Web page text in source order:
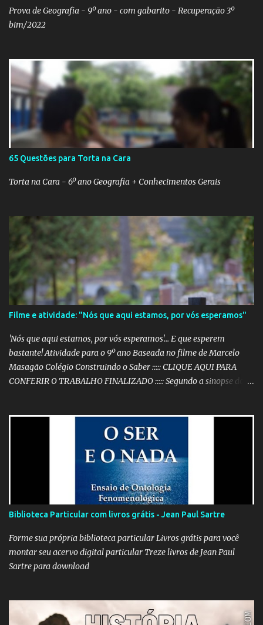
arquivos armazenados em cas...
Prova de Geografia - 9º ano - com gabarito - Recuperação 3º
bim/2022
65 Questões para Torta na Cara
Torta na Cara - 6º ano Geografia + Conhecimentos Gerais
Filme e atividade: "Nós que aqui estamos, por vós esperamos"
'Nós que aqui estamos, por vós esperamos'... E que esperem
bastante! Atividade para o 9º ano Baseada no filme de Marcelo
Masagão Colégio Construindo o Saber ::::: CLIQUE AQUI PARA
CONFERIR O TRABALHO FINALIZADO ::::: Segundo a sinopse do
pequenos e grandes personagens". Documentário brasileiro
lançado em 1999, o filme mostra como os grandes acontecimentos
são repletos de inúmeras histórias menores (mas não menos
importantes) que passam despercebidas na maioria das vezes.
Sem dúvida alguma, este é um dos filmes mais poéticos da
produção brasileira. A beleza está na combinação das imagens,
nos curtos e certeiros textos e, principalmente, na música. Clique
aqui para conferir o vídeo e a história do Alfaiate Voador, citado
no filme . É possível atrair a atenção dos alunos com um filme
destoante das grandes pr...
Biblioteca Particular com livros grátis - Jean Paul Sartre
Forme sua própria biblioteca particular Livros grátis para você
montar seu acervo digital particular Treze livros de Jean Paul
Sartre para download